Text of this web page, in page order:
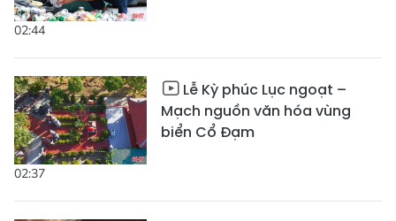
02:44
02:37
Lễ Kỳ phúc Lục ngoạt –
Mạch nguồn văn hóa vùng
biển Cổ Đạm